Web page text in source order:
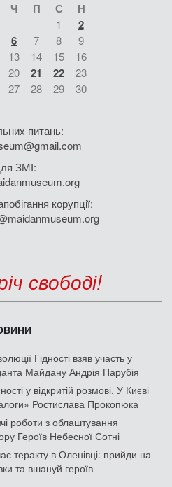
Ч П С Н
1 2
6 7 8
9
13 14 15
16
20 21 22
23
27 28 29
30
питань:
ЗМІ:
корупції:
свободі!
Гідності взяв участь у
Майдану Андрія Парубія
у відкритій розмові. У Києві
Ростислава Прокопюка
роботи з облаштування
Героїв Небесної Сотні
теракту в Оленівці: прийди на
та вшануй героїв